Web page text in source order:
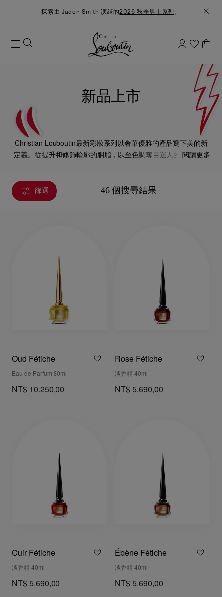
探索由 Jaden Smith 演繹的2026 秋季男士系列 。
新品上市
Christian Louboutin最新彩妝系列以奢華優雅的產品寫下美的新
定義。從提升和修飾輪廓的胭脂，以至色調奪目迷人的眼影，還
閱讀更多
篩選 46 個搜尋結果
Oud Fétiche
Eau de Parfum 80ml
NT$ 10.250,00
Rose Fétiche
淡香精 40ml
NT$ 5.690,00
Cuir Fétiche
淡香精 40ml
NT$ 5.690,00
Ébène Fétiche
淡香精 40ml
NT$ 5.690,00